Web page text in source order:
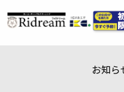
お知ら